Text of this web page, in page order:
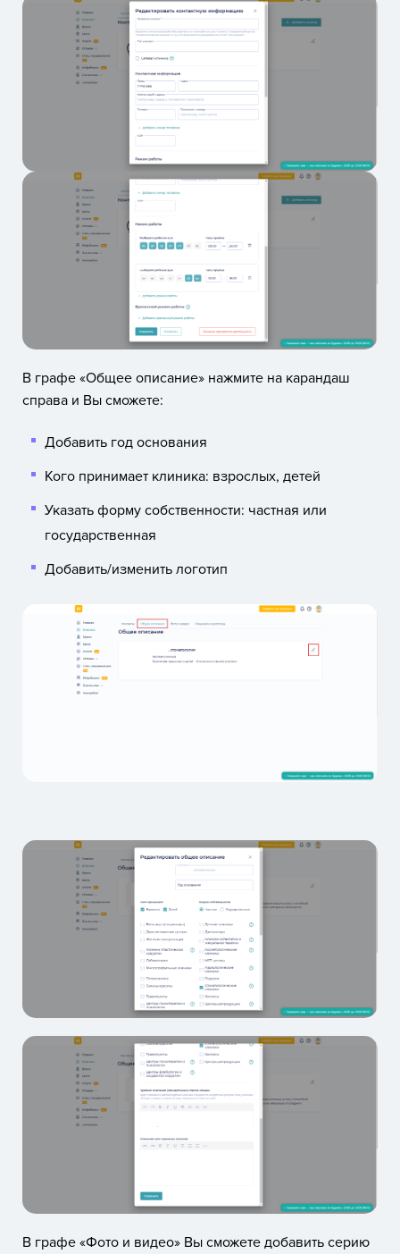
В графе «Общее описание» нажмите на карандаш
справа и Вы сможете:
Добавить год основания
Кого принимает клиника: взрослых, детей
Указать форму собственности: частная или
государственная
Добавить/изменить логотип
В графе «Фото и видео» Вы сможете добавить серию